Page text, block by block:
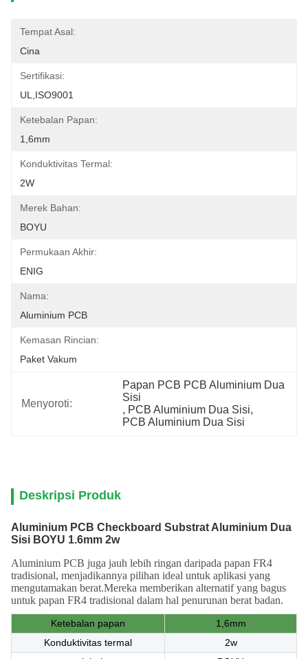
Tempat Asal:
Cina
Sertifikasi:
UL,ISO9001
Ketebalan Papan:
1,6mm
Konduktivitas Termal:
2W
Merek Bahan:
BOYU
Permukaan Akhir:
ENIG
Nama:
Aluminium PCB
Kemasan Rincian:
Paket Vakum
Menyoroti:
Papan PCB PCB Aluminium Dua
Sisi
, PCB Aluminium Dua Sisi,
PCB Aluminium Dua Sisi
Deskripsi Produk
Aluminium PCB Checkboard Substrat Aluminium Dua
Sisi BOYU 1.6mm 2w
Aluminium PCB juga jauh lebih ringan daripada papan FR4
tradisional, menjadikannya pilihan ideal untuk aplikasi yang
mengutamakan berat.Mereka memberikan alternatif yang bagus
untuk papan FR4 tradisional dalam hal penurunan berat badan.
Ketebalan papan
1,6mm
Konduktivitas termal
2w